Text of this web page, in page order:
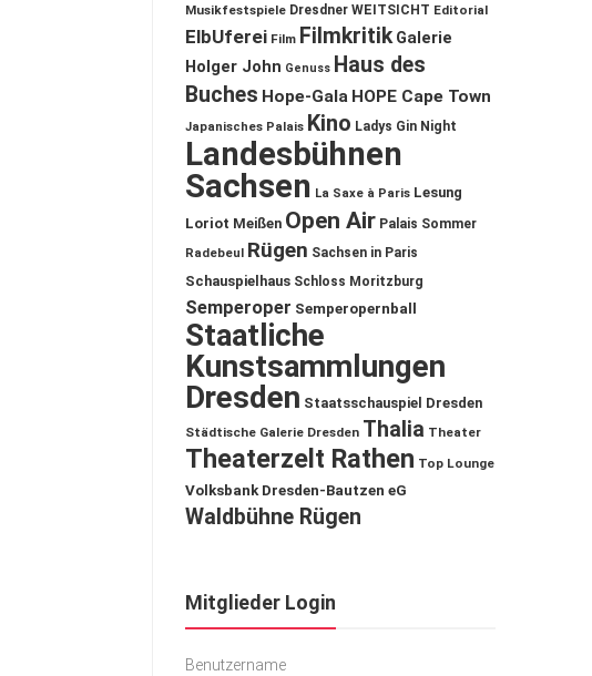
Musikfestspiele Dresdner WEITSICHT Editorial
ElbUferei Film Filmkritik Galerie
Holger John Genuss Haus des
Buches Hope-Gala HOPE Cape Town
Japanisches Palais Kino Ladys Gin Night
Landesbühnen
Sachsen La Saxe à Paris Lesung
Loriot Meißen Open Air Palais Sommer
Radebeul Rügen Sachsen in Paris
Schauspielhaus Schloss Moritzburg
Semperoper Semperopernball
Staatliche
Kunstsammlungen
Dresden Staatsschauspiel Dresden
Städtische Galerie Dresden Thalia Theater
Theaterzelt Rathen Top Lounge
Volksbank Dresden-Bautzen eG
Waldbühne Rügen
Mitglieder Login
Benutzername